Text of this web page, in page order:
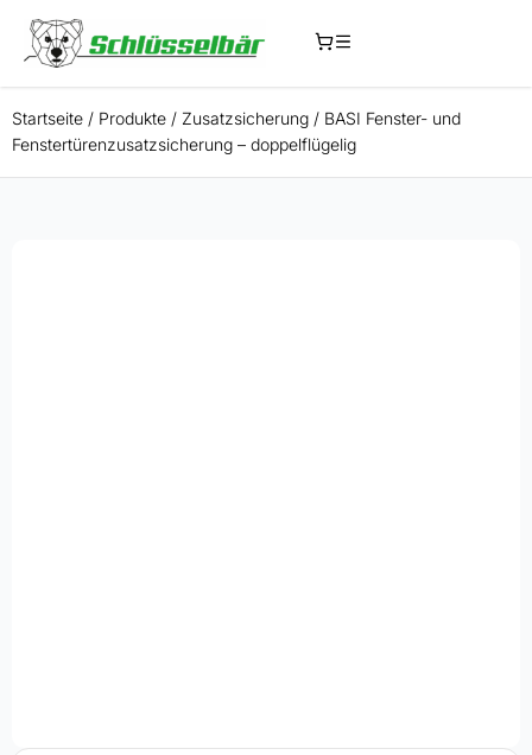
Startseite / Produkte / Zusatzsicherung / BASI Fenster- und
Fenstertürenzusatzsicherung – doppelflügelig